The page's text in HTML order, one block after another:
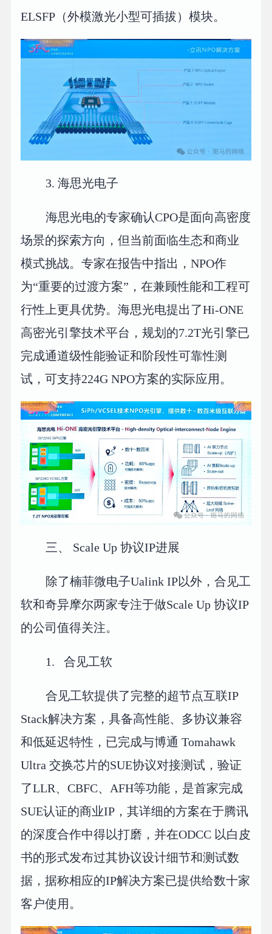
ELSFP（外模激光小型可插拔）模块。
3. 海思光电子
海思光电的专家确认CPO是面向高密度
场景的探索方向，但当前面临生态和商业
模式挑战。专家在报告中指出，NPO作
为“重要的过渡方案”，在兼顾性能和工程可
行性上更具优势。海思光电提出了Hi-ONE
高密光引擎技术平台，规划的7.2T光引擎已
完成通道级性能验证和阶段性可靠性测
试，可支持224G NPO方案的实际应用。
三、 Scale Up 协议IP进展
除了楠菲微电子Ualink IP以外，合见工
软和奇异摩尔两家专注于做Scale Up 协议IP
的公司值得关注。
1. 合见工软
合见工软提供了完整的超节点互联IP
Stack解决方案，具备高性能、多协议兼容
和低延迟特性，已完成与博通 Tomahawk
Ultra 交换芯片的SUE协议对接测试，验证
了LLR、CBFC、AFH等功能，是首家完成
SUE认证的商业IP，其详细的方案在于腾讯
的深度合作中得以打磨，并在ODCC 以白皮
书的形式发布过其协议设计细节和测试数
据，据称相应的IP解决方案已提供给数十家
客户使用。